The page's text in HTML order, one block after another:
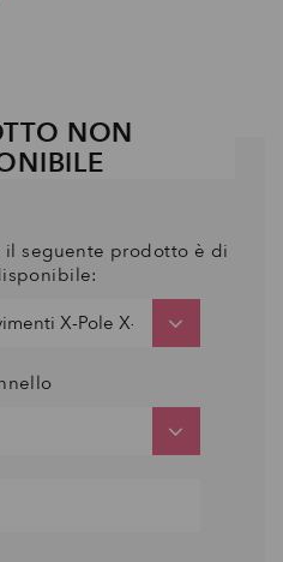
NON
il seguente prodotto è di